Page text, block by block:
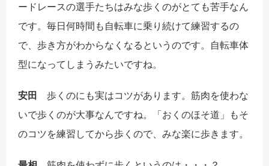
ードレースの選手たちはみな歩くのがとても苦手なん
です。毎日何時間も自転車に乗り続けて練習するの
で、歩き方がわからなくなるというのです。自転車体
型になってしまうみたいですね。
安田 歩くのにも実はコツがあります。筋肉を使わな
いで歩くのが大事なんですね。「おくのほそ道」もそ
のコツを練習してから歩くので、みな楽に歩きます。